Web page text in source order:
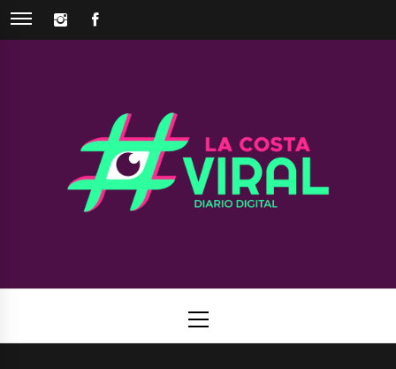
Skip
INSTAGRAM
Viral
Menu